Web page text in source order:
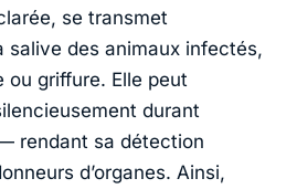
se transmet
salive des animaux infectés,
ou griffure. Elle peut
durant
rendant sa détection
d’organes. Ainsi,